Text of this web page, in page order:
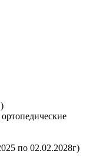
по 02.02.2028г)